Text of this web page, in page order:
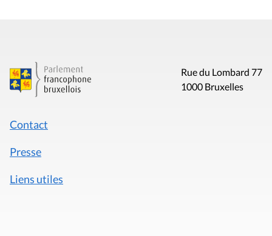
Rue du Lombard 77
1000 Bruxelles
Contact
Presse
Liens utiles